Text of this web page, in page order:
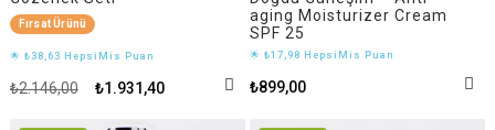
Fırsat Ürünü
🌟 ₺38,63 HepsiMis Puan
₺1.931,40
₺2.146,00
aging Moisturizer Cream
SPF 25
🌟 ₺17,98 HepsiMis Puan
₺899,00